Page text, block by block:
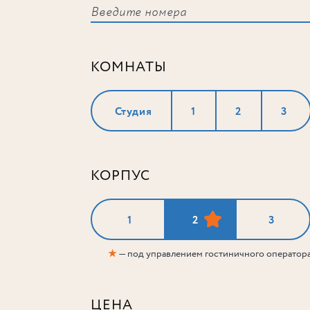
КОМНАТЫ
Студия 1 2 3
КОРПУС
1 2 3
★— под управлением гостиничного
ЦЕНА